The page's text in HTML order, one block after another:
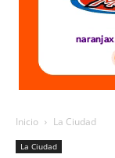
Inicio La Ciudad
La Ciudad